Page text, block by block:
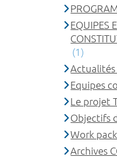
EQUIPES
(1)
Equipes
Le projet
Objectifs
Work
Archives